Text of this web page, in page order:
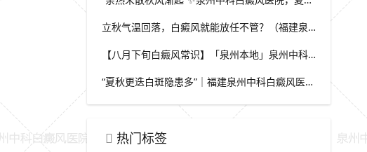
立秋气温回落，白癜风就能放任不管？（福建泉州中科白癜风医院）这些误区要避开
【八月下旬白癜风常识】「泉州本地」泉州中科白癜风医院，换季调适，守护皮肤健康状态
“夏秋更迭白斑隐患多”｜福建泉州中科白癜风医院，白斑出现变化，切莫盲目自行处理
热门标签